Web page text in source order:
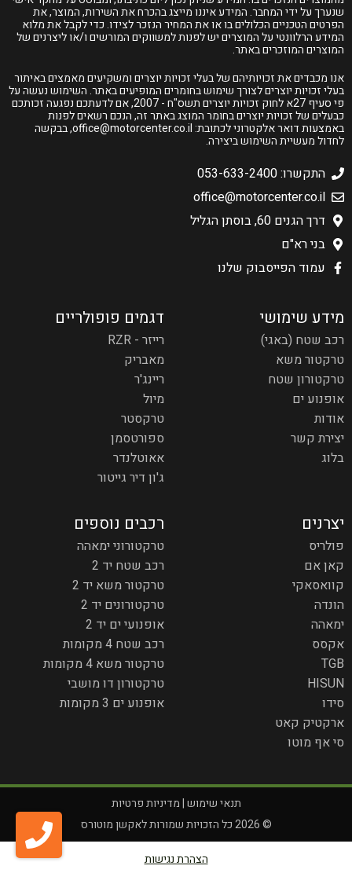
שנערך על ידי המחבר. המידע איננו מייצג בהכרח את השירות, המוצר, את
הפרטים הטכניים הכלולים בו או את המחיר הנזכר לצידו. כדי לקבל את מלוא
המידע הרלוונטי על המוצרים יש לפנות למשווקים המורשים ו/או ליצרנים של
המוצרים המוזכרים באתר.
אנו מכבדים את זכויותיהם של בעלי זכויות יוצרים ומשקיעים מאמצים באיתור
בעלי זכויות יוצרים לצורך שימוש בחומרים המופיעים באתר. השימוש נעשה על
פי סעיף 27א לחוק זכויות יוצרים תשס"ח - 2007, אם לדעתכם נפגעה זכותכם
כבעלים של זכויות יוצרים בחומר המוצג באתר זה, הנכם רשאים לפנות
באמצעות דואר אלקטרוני לכתובת:office@motorcenter.co.il, בבקשה
לחדול מעשיית השימוש ביצירה.
התקשרו: 053-633-2400
office@motorcenter.co.il
דרך הגנים 60, בוסתן הגליל
בני רא"ם
עמוד הפייסבוק שלנו
מידע שימושי
רכב שטח (באגי)
טרקטור משא
טרקטורון שטח
אופנוע ים
אודות
יצירת קשר
בלוג
דגמים פופולריים
רייזר - RZR
מאבריק
ריינג'ר
מיול
טרקסטר
ספורטסמן
אאוטלנדר
ג'ון דיר גייטור
יצרנים
פולריס
קאן אם
קוואסאקי
הונדה
ימאהה
אקסס
TGB
HISUN
סידו
ארקטיק קאט
סי אף מוטו
רכבים נוספים
טרקטורוני ימאהה
רכב שטח יד 2
טרקטור משא יד 2
טרקטורונים יד 2
אופנועי ים יד 2
רכב שטח 4 מקומות
טרקטור משא 4 מקומות
טרקטורון דו מושבי
אופנוע ים 3 מקומות
תנאי שימוש|מדיניות פרטיות
© 2026 כל הזכויות שמורות לאקשן מוטורס
הצהרת נגישות